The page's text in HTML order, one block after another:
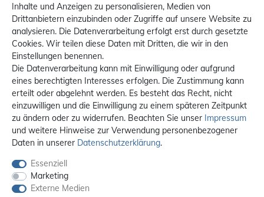
Inhalte und Anzeigen zu personalisieren, Medien von
Drittanbietern einzubinden oder Zugriffe auf unsere Website zu
analysieren. Die Datenverarbeitung erfolgt erst durch gesetzte
Cookies. Wir teilen diese Daten mit Dritten, die wir in den
Einstellungen benennen.
Die Datenverarbeitung kann mit Einwilligung oder aufgrund
eines berechtigten Interesses erfolgen. Die Zustimmung kann
erteilt oder abgelehnt werden. Es besteht das Recht, nicht
einzuwilligen und die Einwilligung zu einem späteren Zeitpunkt
zu ändern oder zu widerrufen. Beachten Sie unser Impressum
und weitere Hinweise zur Verwendung personenbezogener
Daten in unserer Daten­schutz­erklärung.
Essenziell
Marketing
Externe Medien